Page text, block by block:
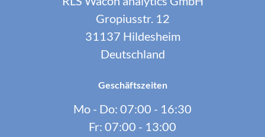
Gropiusstr. 12
31137 Hildesheim
Deutschland
Geschäftszeiten
Mo - Do: 07:00 - 16:30
Fr: 07:00 - 13:00